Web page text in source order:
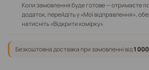
Коли замовлення буде готове — отримаєте
додаток, перейдіть у «Мої відправлення»,
натисніть «Відкрити комірку».
Безкоштовна доставка при замовленні від1